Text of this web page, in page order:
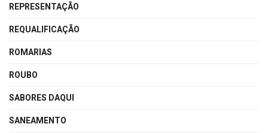
REPRESENTAÇÃO
REQUALIFICAÇÃO
ROMARIAS
ROUBO
SABORES DAQUI
SANEAMENTO